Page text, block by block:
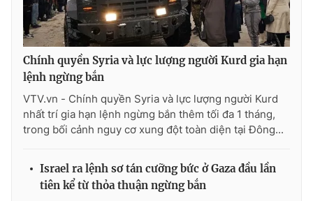
THỜI BÁO VTV
Theo dõi báo trên
Cơ quan chủ quản:Đài Truyền hình Việt Nam
Thời báo VTV
Chính quyền Syria và lực lượng người Kurd gia hạn
lệnh ngừng bắn
VTV.vn - Chính quyền Syria và lực lượng người Kurd
nhất trí gia hạn lệnh ngừng bắn thêm tối đa 1 tháng,
trong bối cảnh nguy cơ xung đột toàn diện tại Đông...
Israel ra lệnh sơ tán cưỡng bức ở Gaza đầu lần
tiên kể từ thỏa thuận ngừng bắn